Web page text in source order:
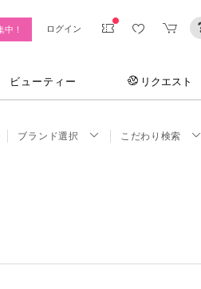
中！ ログイン
ビューティー リクエスト
ブランド選択 こだわり検索